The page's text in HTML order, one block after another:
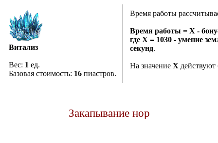
Витализ
Вес: 1 ед.
Базовая стоимость: 16 пиастров.
Время работы
Время работы = X -
где X = 1030 - умение
секунд.
На значение X
Закапывание нор